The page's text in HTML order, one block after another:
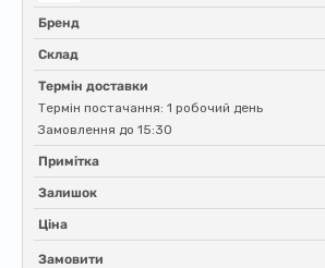
Бренд
Склад
Термін доставки
Термін постачання: 1 робочий день
Замовлення до 15:30
Примітка
Залишок
Ціна
Замовити